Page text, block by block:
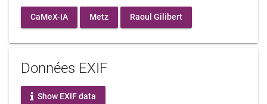
CaMeX-IA Metz Raoul Gilibert
Données EXIF
Show EXIF data